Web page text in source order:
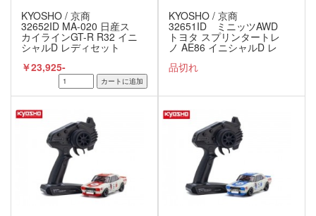
KYOSHO / 京商
32652ID MA-020 日産ス
カイラインGT-R R32 イニ
シャルD レディセット
￥23,925-
KYOSHO / 京商
32651ID ミニッツAWD
トヨタ スプリンタートレ
ノ AE86 イニシャルD レ
品切れ